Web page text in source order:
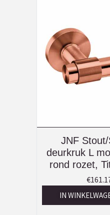
JNF
deurkruk L
rond rozet,
€
IN